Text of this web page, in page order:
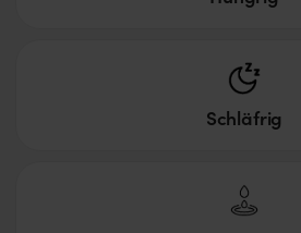
Terpenprofil & Aromen
Caryophyllen, Alpha-Humulen.
Schläfrig